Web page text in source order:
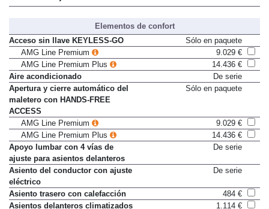
Volante con ajuste vertical
De serie
Elementos de confort
Acceso sin llave KEYLESS-GO
Sólo en paquete
AMG Line Premium
9.029 €
AMG Line Premium Plus
14.436 €
Aire acondicionado
De serie
Apertura y cierre automático del
maletero con HANDS-FREE
ACCESS
AMG Line Premium
9.029 €
AMG Line Premium Plus
14.436 €
Apoyo lumbar con 4 vías de
ajuste para asientos delanteros
Asiento del conductor con ajuste
eléctrico
Asiento trasero con calefacción
484 €